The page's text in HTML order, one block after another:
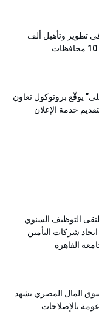
تطوير وتأهيل ألف
يوقّع بروتوكول تعاون
خدمة الإعلان
التوظيف السنوي
اتحاد شركات التأمين
القاهرة
المال المصري يشهد
بالإصلاحات